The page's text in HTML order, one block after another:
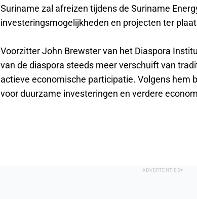
Suriname zal afreizen tijdens de Suriname
investeringsmogelijkheden en projecten ter
Voorzitter John Brewster van het Diaspora
van de diaspora steeds meer verschuift van
actieve economische participatie. Volgens hem
voor duurzame investeringen en verdere